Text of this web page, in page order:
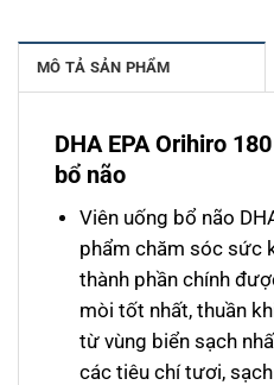
MÔ TẢ SẢN PHẨM
DHA EPA Orihiro
bổ não
Viên uống bổ não
phẩm chăm sóc sức
thành phần chính
mòi tốt nhất, thuần
từ vùng biển sạch
các tiêu chí tươi,